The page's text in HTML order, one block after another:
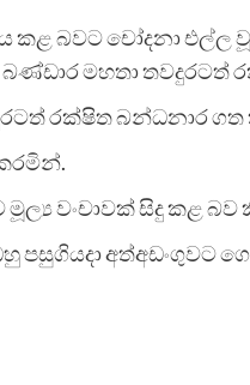
කළ බවට චෝදනා එල්ල
මහතා තවදුරටත්
රක්ෂිත බන්ධනාර
මූල්‍ය වංචාවක් සිදු කළ
පසුගියදා